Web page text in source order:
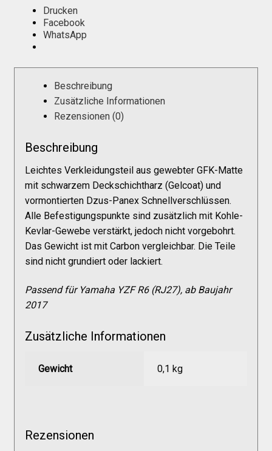
Marken
Sitzpolster und erhöhte Sitzpolster
Preislisten
Galerie
Warenkorb
Kasse
Mein Konto
Allgemeine Geschäftsbedingungen
FAQs
Drucken
Facebook
WhatsApp
Beschreibung
Zusätzliche Informationen
Rezensionen (0)
Beschreibung
Leichtes Verkleidungsteil aus gewebter GFK-Matte
mit schwarzem Deckschichtharz (Gelcoat) und
vormontierten Dzus-Panex Schnellverschlüssen.
Alle Befestigungspunkte sind zusätzlich mit Kohle-
Kevlar-Gewebe verstärkt, jedoch nicht vorgebohrt.
Das Gewicht ist mit Carbon vergleichbar. Die Teile
sind nicht grundiert oder lackiert.
Passend für Yamaha YZF R6 (RJ27), ab Baujahr
2017
Zusätzliche Informationen
Gewicht 0,1 kg
Rezensionen